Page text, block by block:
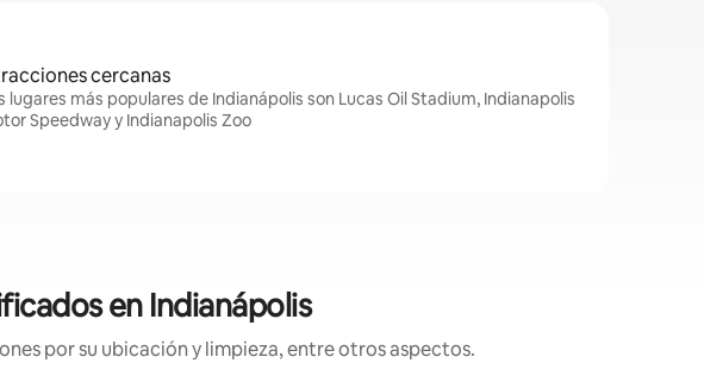
cercanas
lugares más populares de Indianápolis son Lucas Oil Stadium, Indianapolis
Speedway y Indianapolis Zoo
en Indianápolis
por su ubicación y limpieza, entre otros aspectos.